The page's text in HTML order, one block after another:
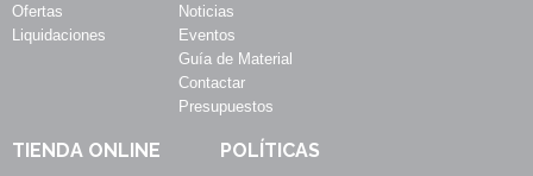
Ofertas
Liquidaciones
Noticias
Eventos
Guía de Material
Contactar
Presupuestos
TIENDA ONLINE POLÍTICAS